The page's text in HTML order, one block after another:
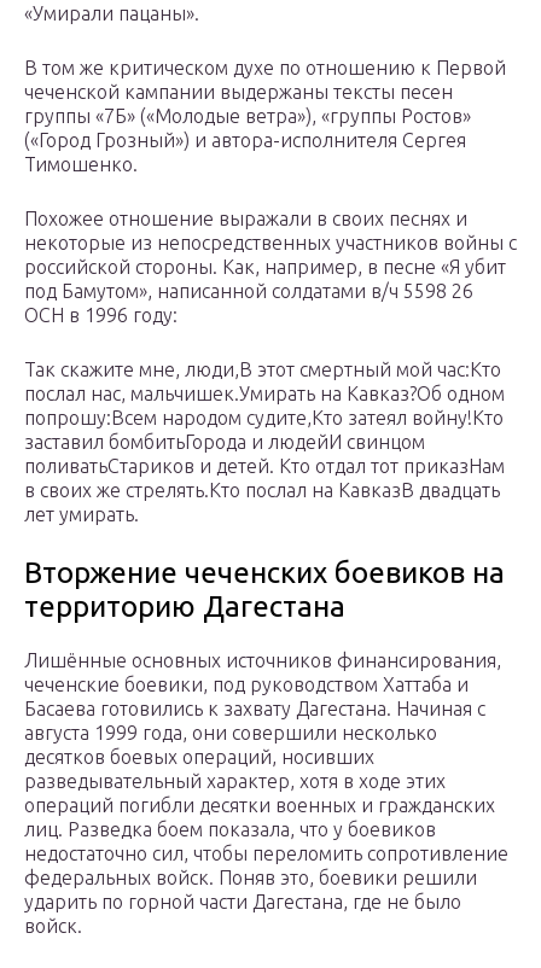
«Умирали пацаны».
В том же критическом духе по отношению к Первой
чеченской кампании выдержаны тексты песен
группы «7Б» («Молодые ветра»), «группы Ростов»
(«Город Грозный») и автора-исполнителя Сергея
Тимошенко.
Похожее отношение выражали в своих песнях и
некоторые из непосредственных участников войны с
российской стороны. Как, например, в песне «Я убит
под Бамутом», написанной солдатами в/ч 5598 26
ОСН в 1996 году:
Так скажите мне, люди,В этот смертный мой час:Кто
послал нас, мальчишек.Умирать на Кавказ?Об одном
попрошу:Всем народом судите,Кто затеял войну!Кто
заставил бомбитьГорода и людейИ свинцом
поливатьСтариков и детей. Кто отдал тот приказНам
в своих же стрелять.Кто послал на КавказВ двадцать
лет умирать.
Вторжение чеченских боевиков на
территорию Дагестана
Лишённые основных источников финансирования,
чеченские боевики, под руководством Хаттаба и
Басаева готовились к захвату Дагестана. Начиная с
августа 1999 года, они совершили несколько
десятков боевых операций, носивших
разведывательный характер, хотя в ходе этих
операций погибли десятки военных и гражданских
лиц. Разведка боем показала, что у боевиков
недостаточно сил, чтобы переломить сопротивление
федеральных войск. Поняв это, боевики решили
ударить по горной части Дагестана, где не было
войск.